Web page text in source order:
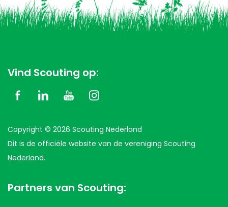
Vind Scouting op:
Copyright © 2026 Scouting Nederland
Dit is de officiële website van de vereniging Scouting
Nederland.
Partners van Scouting: